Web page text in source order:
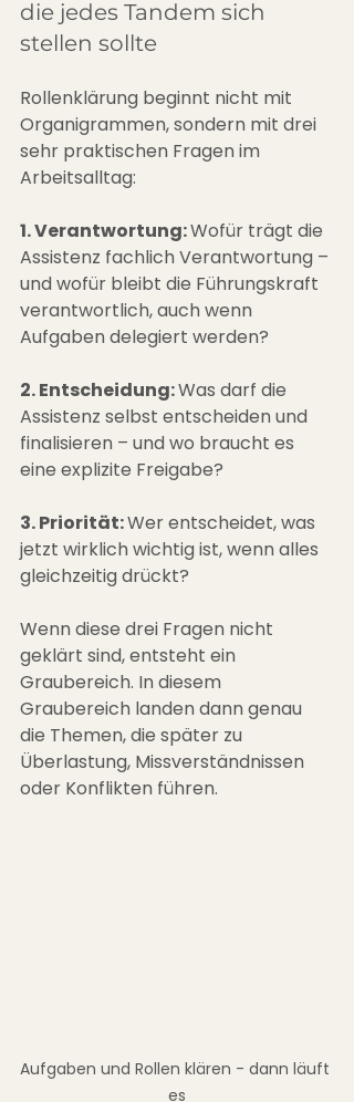
die jedes Tandem sich
stellen sollte
Rollenklärung beginnt nicht mit
Organigrammen, sondern mit drei
sehr praktischen Fragen im
Arbeitsalltag:
1. Verantwortung: Wofür trägt die
Assistenz fachlich Verantwortung –
und wofür bleibt die Führungskraft
verantwortlich, auch wenn
Aufgaben delegiert werden?
2. Entscheidung: Was darf die
Assistenz selbst entscheiden und
finalisieren – und wo braucht es
eine explizite Freigabe?
3. Priorität: Wer entscheidet, was
jetzt wirklich wichtig ist, wenn alles
gleichzeitig drückt?
Wenn diese drei Fragen nicht
geklärt sind, entsteht ein
Graubereich. In diesem
Graubereich landen dann genau
die Themen, die später zu
Überlastung, Missverständnissen
oder Konflikten führen.
Aufgaben und Rollen klären - dann läuft
es